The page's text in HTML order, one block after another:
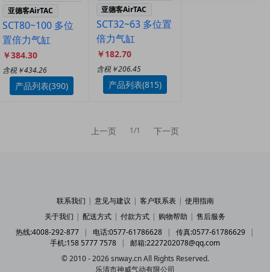
亚德客AirTAC
SCT80~100 多位
置倍力气缸
￥384.30
含税￥434.26
产品列表(390)
亚德客AirTAC
SCT32~63 多位置
倍力气缸
￥182.70
含税￥206.45
产品列表(815)
上一页 1/1 下一页
联系我们 | 意见与建议 | 客户联系表 | 使用指南
关于我们 | 配送方式 | 付款方式 | 购物帮助 | 售后服务
热线:4008-292-877
| 电话:0577-61786628 | 传真:0577-61786629
|
手机:158 5777 7578
|
邮箱:2227202078@qq.com
© 2010 - 2026 snway.cn All Rights Reserved.
乐清市神威气动有限公司